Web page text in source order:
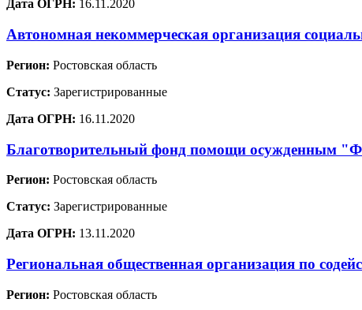
Дата ОГРН: 16.11.2020
Автономная некоммерческая организация
Регион: Ростовская область
Статус: Зарегистрированные
Дата ОГРН: 16.11.2020
Благотворительный фонд помощи осужденным
Регион: Ростовская область
Статус: Зарегистрированные
Дата ОГРН: 13.11.2020
Региональная общественная организация по
Регион: Ростовская область